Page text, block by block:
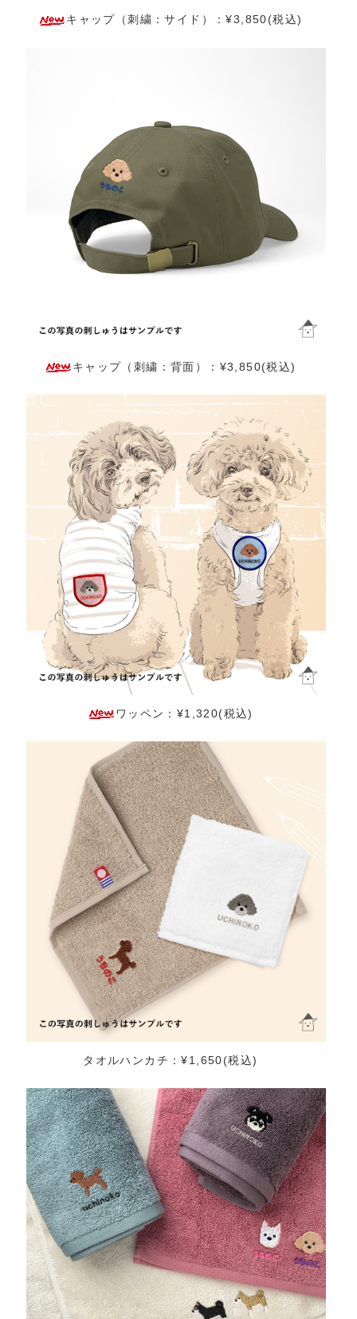
キャップ（刺繍：サイド）：¥3,850(税込)
キャップ（刺繍：背面）：¥3,850(税込)
ワッペン：¥1,320(税込)
タオルハンカチ：¥1,650(税込)